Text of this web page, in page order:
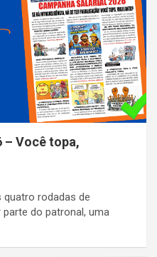
– Você topa,
quatro rodadas de
do patronal, uma